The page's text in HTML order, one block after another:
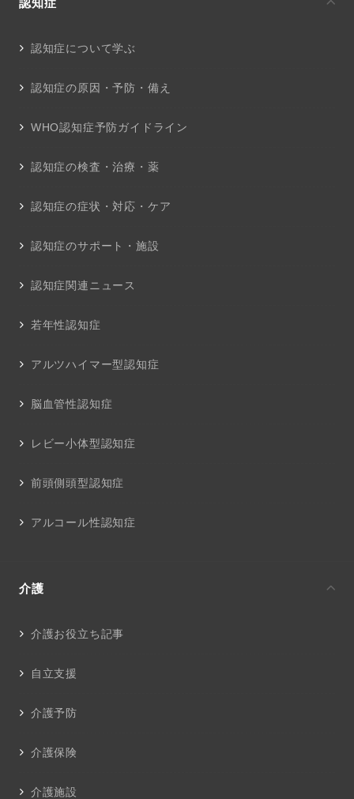
認知症について学ぶ
認知症の原因・予防・備え
WHO認知症予防ガイドライン
認知症の検査・治療・薬
認知症の症状・対応・ケア
認知症のサポート・施設
認知症関連ニュース
若年性認知症
アルツハイマー型認知症
脳血管性認知症
レビー小体型認知症
前頭側頭型認知症
アルコール性認知症
介護
介護お役立ち記事
自立支援
介護予防
介護保険
介護施設